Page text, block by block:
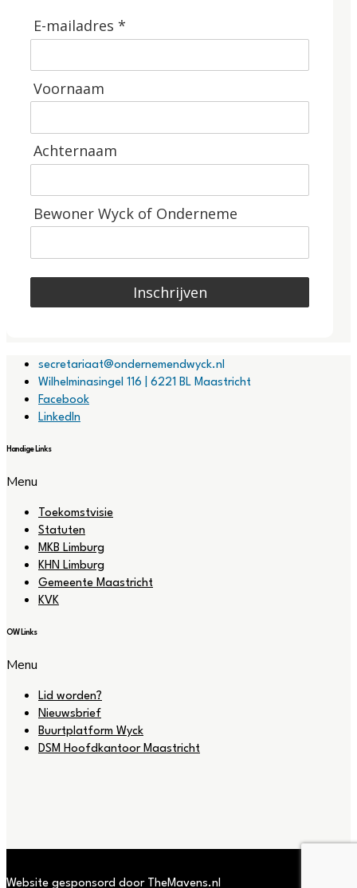
E-mailadres *
Voornaam
Achternaam
Bewoner Wyck of Onderneme
Inschrijven
secretariaat@ondernemendwyck.nl
Wilhelminasingel 116 | 6221 BL Maastricht
Facebook
LinkedIn
Handige Links
Menu
Toekomstvisie
Statuten
MKB Limburg
KHN Limburg
Gemeente Maastricht
KVK
OW Links
Menu
Lid worden?
Nieuwsbrief
Buurtplatform Wyck
DSM Hoofdkantoor Maastricht
Website gesponsord door TheMavens.nl